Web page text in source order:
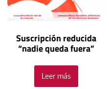
Suscripción reducida
“nadie queda fuera”
Leer más